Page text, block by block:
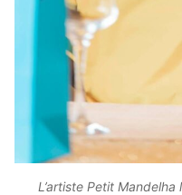
L’artiste Petit